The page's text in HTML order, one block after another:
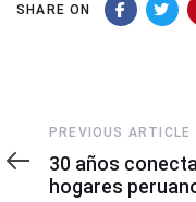
SHARE ON
Previous
Article
PREVIOUS ARTICLE
30 años
hogares